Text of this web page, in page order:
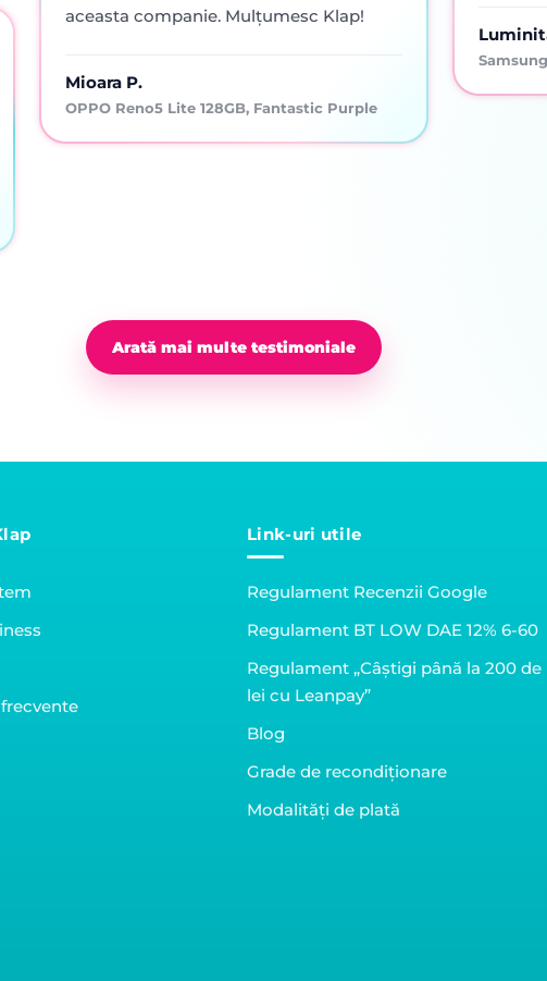
aceasta companie. Mulțumesc Klap!
Mioara P.
OPPO Reno5 Lite 128GB, Fantastic Purple
Arată mai multe testimoniale
Link-uri utile
Regulament Recenzii Google
Regulament BT LOW DAE 12% 6-60
Regulament „Câștigi până la 200 de
lei cu Leanpay”
Blog
Grade de recondiționare
Modalități de plată